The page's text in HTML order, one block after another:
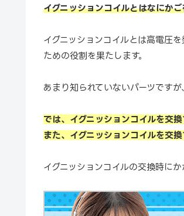
イグニッションコイルとはなにか
イグニッションコイルとは高電圧
ための役割を果たします。
あまり知られていないパーツですが
では、イグニッションコイルを交
また、イグニッションコイルを交
イグニッションコイルの交換時に